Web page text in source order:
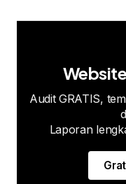
Audit GRATIS,
Laporan